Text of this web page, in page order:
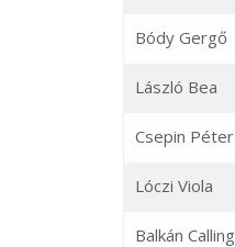
Bódy Gergő
László Bea
Csepin Péter
Lóczi Viola
Balkán Calling